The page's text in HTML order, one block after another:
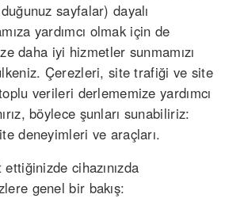
sayfalar) dayalı
yardımcı olmak için de
daha iyi hizmetler sunmamızı
Çerezleri, site trafiği ve site
verileri derlememize yardımcı
böylece şunları sunabiliriz:
deneyimleri ve araçları.
cihazınızda
genel bir bakış: